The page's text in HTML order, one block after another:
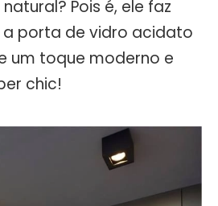
Pois é, ele faz
a porta de vidro acidato
um toque moderno e
chic!